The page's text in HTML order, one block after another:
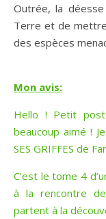
Outrée, la
Terre et de
des espèces
Mon avis:
Hello ! Petit post
beaucoup aimé !
SES GRIFFES de
C’est le tome 4
à la rencontre
partent à la